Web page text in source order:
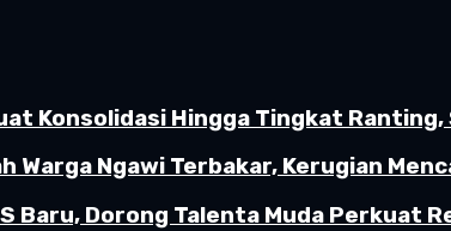
Konsolidasi Hingga Tingkat
Warga Ngawi Terbakar, Kerugian
Baru, Dorong Talenta Muda Perkuat